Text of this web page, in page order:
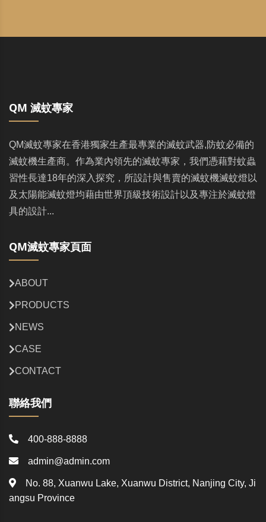
QM 滅蚊專家
QM滅蚊專家在香港獨家生產最專業的滅蚊武器,防蚊必備的
滅蚊機生產商。作為業內領先的滅蚊專家，我們憑藉對蚊蟲
習性長達18年的深入探究，所設計與售賣的滅蚊機滅蚊燈以
及太陽能滅蚊燈均藉由世界頂級技術設計以及專注於滅蚊燈
具的設計...
QM滅蚊專家頁面
ABOUT
PRODUCTS
NEWS
CASE
CONTACT
聯絡我們
400-888-8888
admin@admin.com
No. 88, Xuanwu Lake, Xuanwu District, Nanjing City, Ji
angsu Province